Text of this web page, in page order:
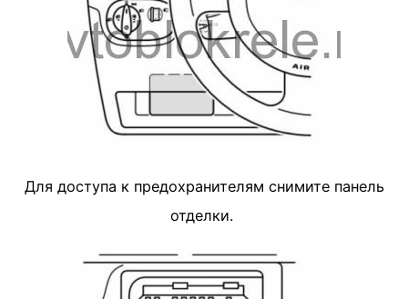
Для доступа к предохранителям снимите панель
отделки.